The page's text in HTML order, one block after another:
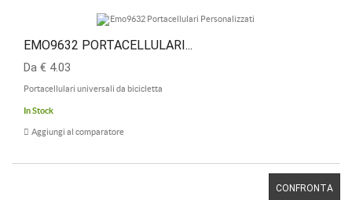
EMO9632 PORTACELLULARI...
Da € 4.03
Portacellulari universali da bicicletta
In Stock
Aggiungi al comparatore
CONFRONTA